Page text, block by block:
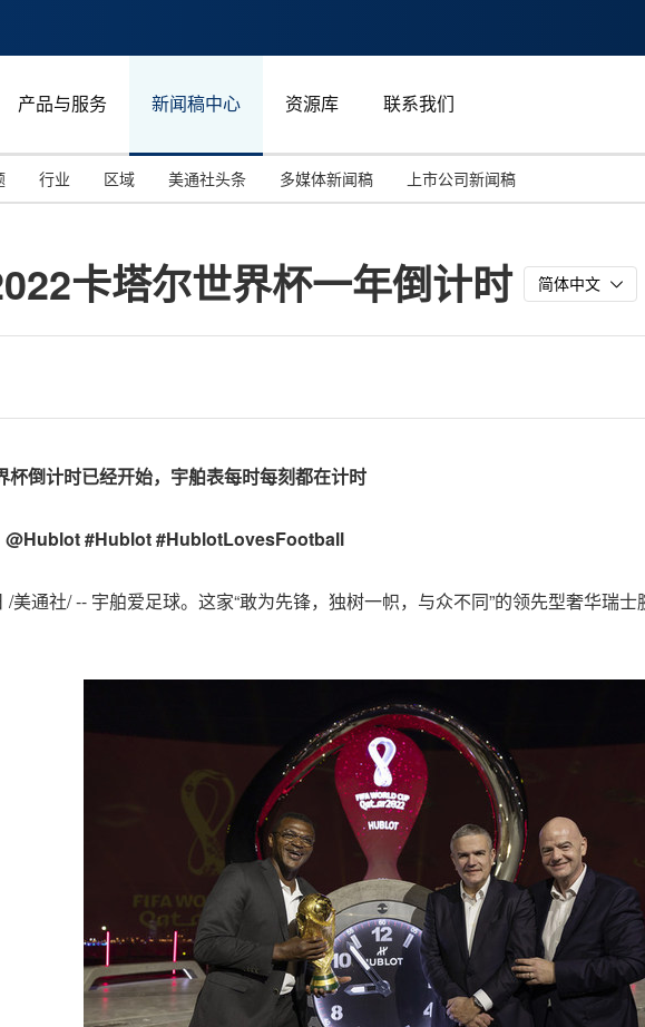
产品与服务 新闻稿中心 资源库 联系我们
投资并购
行业
能源化工与环保
区域
马来西亚
美通社头条 多媒体新闻稿 上市公司新闻稿
卡塔尔世界杯一年倒计时 简体中文
杯倒计时已经开始，宇舶表每时每刻都在计时
@Hublot #Hublot #HublotLovesFootball
美通社/ -- 宇舶爱足球。这家“敢为先锋，独树一帜，与众不同”的领先型奢华瑞